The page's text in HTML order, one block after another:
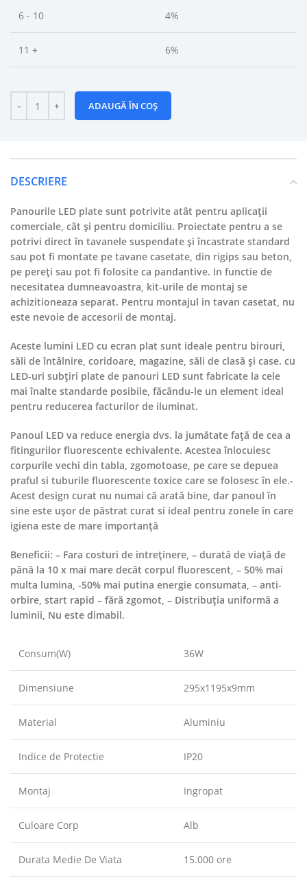
6 - 10 4%
11 + 6%
ADAUGĂ ÎN COȘ
DESCRIERE
Panourile LED plate sunt potrivite atât pentru aplicații
comerciale, cât și pentru domiciliu. Proiectate pentru a se
potrivi direct în tavanele suspendate și încastrate standard
sau pot fi montate pe tavane casetate, din rigips sau beton,
pe pereți sau pot fi folosite ca pandantive. In functie de
necesitatea dumneavoastra, kit-urile de montaj se
achizitioneaza separat. Pentru montajul in tavan casetat, nu
este nevoie de accesorii de montaj.
Aceste lumini LED cu ecran plat sunt ideale pentru birouri,
săli de întâlnire, coridoare, magazine, săli de clasă și case. cu
LED-uri subțiri plate de panouri LED sunt fabricate la cele
mai înalte standarde posibile, făcându-le un element ideal
pentru reducerea facturilor de iluminat.
Panoul LED va reduce energia dvs. la jumătate față de cea a
fitingurilor fluorescente echivalente. Acestea înlocuiesc
corpurile vechi din tabla, zgomotoase, pe care se depuea
praful si tuburile fluorescente toxice care se folosesc în ele.-
Acest design curat nu numai că arată bine, dar panoul în
sine este ușor de păstrat curat si ideal pentru zonele în care
igiena este de mare importanță
Beneficii: – Fara costuri de intreținere, – durată de viață de
până la 10 x mai mare decât corpul fluorescent, – 50% mai
multa lumina, -50% mai putina energie consumata, – anti-
orbire, start rapid – fără zgomot, – Distribuția uniformă a
luminii, Nu este dimabil.
Consum(W) 36W
Dimensiune 295x1195x9mm
Material Aluminiu
Indice de Protectie IP20
Montaj Ingropat
Culoare Corp Alb
Durata Medie De Viata 15.000 ore